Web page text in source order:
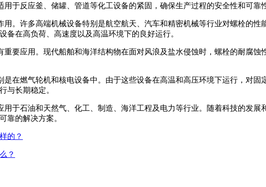
于反应釜、储罐、管道等化工设备的紧固，确保生产过程的安全性和可靠
。许多高端机械设备特别是航空航天、汽车和精密机械等行业对螺栓的性
备在高负荷、高速度以及高温环境下的良好运行。
要应用。现代船舶和海洋结构物在面对风浪及盐水侵蚀时，螺栓的耐腐蚀
在燃气轮机和核电设备中。由于这些设备在高温和高压环境下运行，对固
与长期稳定。
于石油和天然气、化工、制造、海洋工程及电力等行业。随着科技的发展
靠的解决方案。
的？
？